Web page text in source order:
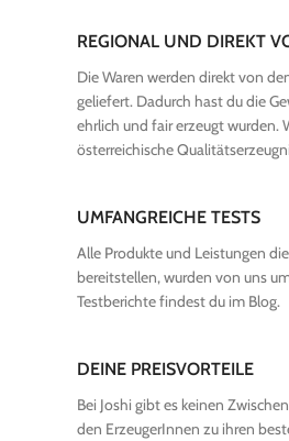
REGIONAL UND DIREKT
Die Waren werden direkt von
geliefert. Dadurch hast du die
ehrlich und fair erzeugt wurden.
österreichische
UMFANGREICHE TESTS
Alle Produkte und Leistungen
bereitstellen, wurden von uns
Testberichte findest du im Blog.
DEINE PREISVORTEILE
Bei Joshi gibt es keinen
den ErzeugerInnen zu ihren